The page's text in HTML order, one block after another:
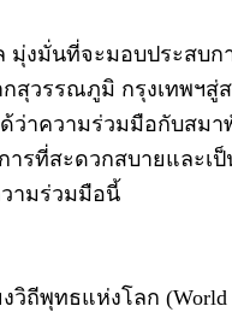
มุ่งมั่นที่จะมอบประสบ
กสุวรรณภูมิ กรุงเทพ
ว่าความร่วมมือกับส
รที่สะดวกสบายและ
วามร่วมมือนี้
พุทธแห่งโลก (World